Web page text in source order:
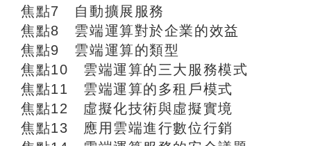
焦點7 自動擴展服務
焦點8 雲端運算對於企業的效益
焦點9 雲端運算的類型
焦點10 雲端運算的三大服務模式
焦點11 雲端運算的多租戶模式
焦點12 虛擬化技術與虛擬實境
焦點13 應用雲端進行數位行銷